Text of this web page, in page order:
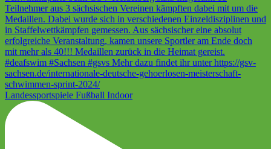
Landessportspiele Fußball Indoor